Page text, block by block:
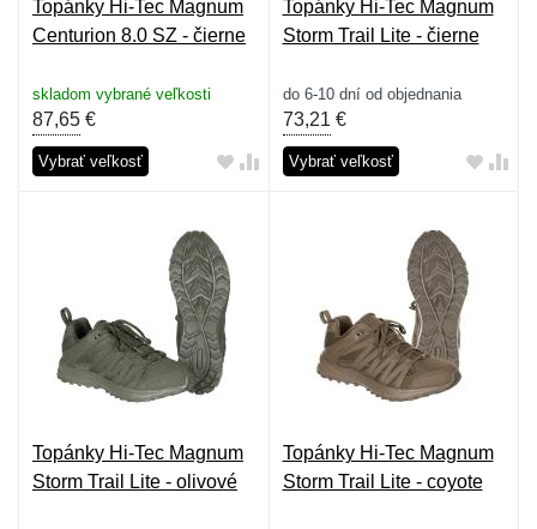
Topánky Hi-Tec Magnum
Centurion 8.0 SZ - čierne
skladom vybrané veľkosti
87,65 €
Vybrať veľkosť
Topánky Hi-Tec Magnum
Storm Trail Lite - čierne
do 6-10 dní od objednania
73,21 €
Vybrať veľkosť
Topánky Hi-Tec Magnum
Storm Trail Lite - olivové
Topánky Hi-Tec Magnum
Storm Trail Lite - coyote